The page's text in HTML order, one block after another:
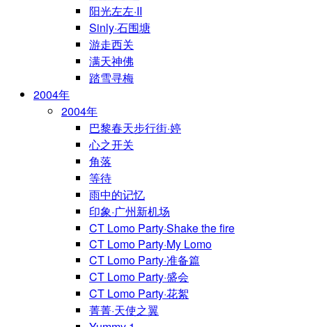
阳光左左·II
Sinly·石围塘
游走西关
满天神佛
踏雪寻梅
2004年
2004年
巴黎春天步行街·婷
心之开关
角落
等待
雨中的记忆
印象·广州新机场
CT Lomo Party·Shake the fire
CT Lomo Party·My Lomo
CT Lomo Party·准备篇
CT Lomo Party·盛会
CT Lomo Party·花絮
菁菁·天使之翼